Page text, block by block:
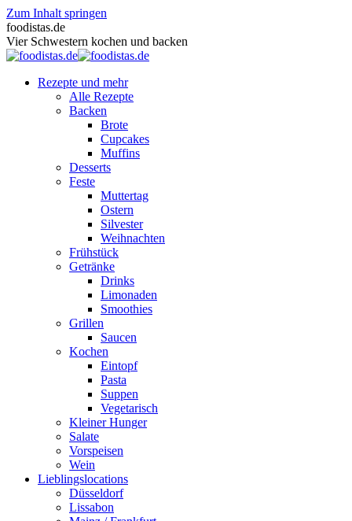
Zum Inhalt springen
foodistas.de
Vier Schwestern kochen und backen
Rezepte und mehr
Alle Rezepte
Backen
Brote
Cupcakes
Muffins
Desserts
Feste
Muttertag
Ostern
Silvester
Weihnachten
Frühstück
Getränke
Drinks
Limonaden
Smoothies
Grillen
Saucen
Kochen
Eintopf
Pasta
Suppen
Vegetarisch
Kleiner Hunger
Salate
Vorspeisen
Wein
Lieblingslocations
Düsseldorf
Lissabon